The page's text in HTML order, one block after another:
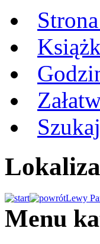
Szukaj
Lewy
Menu